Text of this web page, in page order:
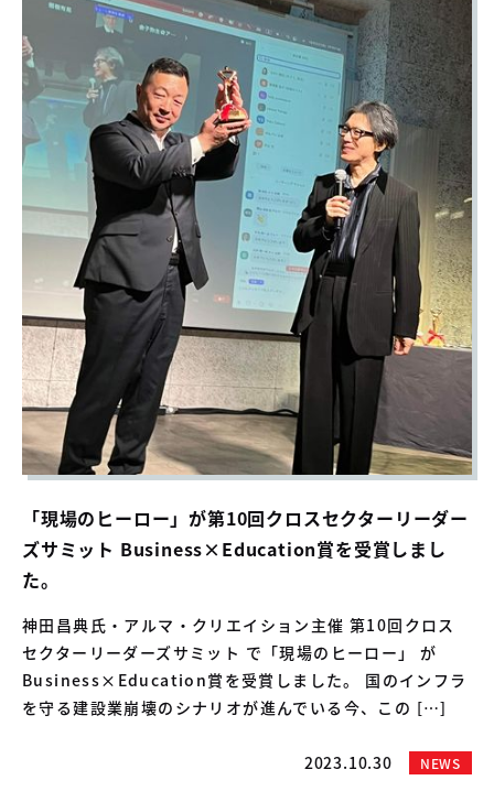
「現場のヒーロー」が第10回クロスセクターリーダー
ズサミット Business×Education賞を受賞しまし
た。
神田昌典氏・アルマ・クリエイション主催 第10回クロス
セクターリーダーズサミット で「現場のヒーロー」 が
Business×Education賞を受賞しました。 国のインフラ
を守る建設業崩壊のシナリオが進んでいる今、この […]
2023.10.30 NEWS